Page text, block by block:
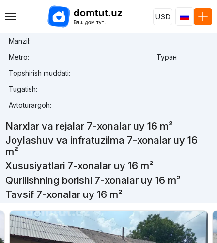
USD
Manzil:
Metro:
Туран
Topshirish muddati:
Tugatish:
Avtoturargoh:
Narxlar va rejalar 7-xonalar uy 16 m²
Joylashuv va infratuzilma 7-xonalar uy 16
m²
Xususiyatlari 7-xonalar uy 16 m²
Qurilishning borishi 7-xonalar uy 16 m²
Tavsif 7-xonalar uy 16 m²